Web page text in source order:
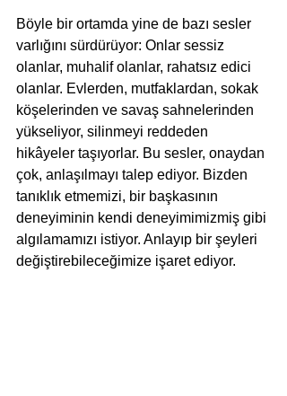
Böyle bir ortamda yine de bazı sesler
varlığını sürdürüyor: Onlar sessiz
olanlar, muhalif olanlar, rahatsız edici
olanlar. Evlerden, mutfaklardan, sokak
köşelerinden ve savaş sahnelerinden
yükseliyor, silinmeyi reddeden
hikâyeler taşıyorlar. Bu sesler, onaydan
çok, anlaşılmayı talep ediyor. Bizden
tanıklık etmemizi, bir başkasının
deneyiminin kendi deneyimimizmiş gibi
algılamamızı istiyor. Anlayıp bir şeyleri
değiştirebileceğimize işaret ediyor.